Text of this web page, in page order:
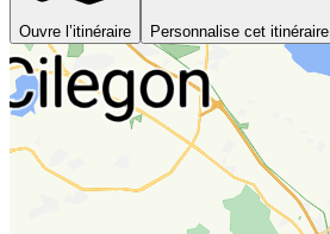
Ouvre l’itinéraire Personnalise cet itinéraire